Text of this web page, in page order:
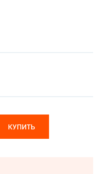
КУПИТЬ